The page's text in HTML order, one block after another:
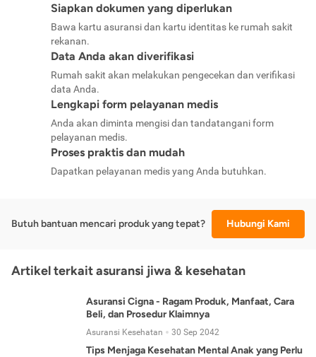
Siapkan dokumen yang diperlukan
Bawa kartu asuransi dan kartu identitas ke rumah sakit
rekanan.
Data Anda akan diverifikasi
Rumah sakit akan melakukan pengecekan dan verifikasi
data Anda.
Lengkapi form pelayanan medis
Anda akan diminta mengisi dan tandatangani form
pelayanan medis.
Proses praktis dan mudah
Dapatkan pelayanan medis yang Anda butuhkan.
Butuh bantuan mencari produk yang tepat? Hubungi Kami
Artikel terkait asuransi jiwa & kesehatan
Asuransi Cigna - Ragam Produk, Manfaat, Cara
Beli, dan Prosedur Klaimnya
Asuransi Kesehatan 30 Sep 2042
Tips Menjaga Kesehatan Mental Anak yang Perlu